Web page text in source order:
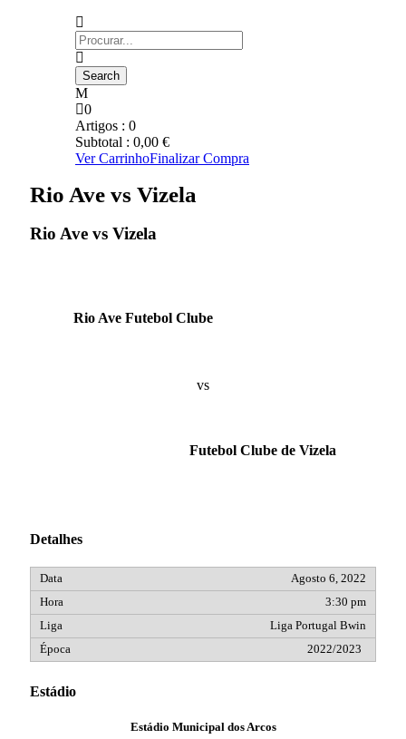
0
Artigos : 0
Subtotal : 0,00 €
Ver CarrinhoFinalizar Compra
Rio Ave vs Vizela
Rio Ave vs Vizela
Rio Ave Futebol Clube
vs
Futebol Clube de Vizela
Detalhes
Agosto 6, 2022
3:30 pm
Liga Portugal Bwin
2022/2023
Estádio
Estádio Municipal dos Arcos